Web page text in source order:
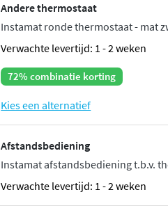
Andere thermostaat
Instamat ronde thermostaat - mat
Verwachte levertijd: 1 - 2 weken
72% combinatie korting
Kies een alternatief
Afstandsbediening
Instamat afstandsbediening t.b.v.
Verwachte levertijd: 1 - 2 weken